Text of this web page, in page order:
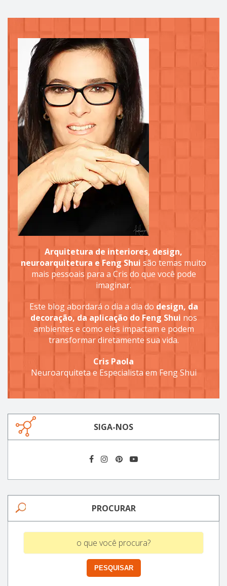
Arquitetura de interiores, design,
neuroarquitetura e Feng Shui são temas muito
mais pessoais para a Cris do que você pode
imaginar.
Este blog abordará o dia a dia do design, da
decoração, da aplicação do Feng Shui nos
ambientes e como eles impactam e podem
transformar diretamente sua vida.
Cris Paola
Neuroarquiteta e Especialista em Feng Shui
SIGA-NOS
PROCURAR